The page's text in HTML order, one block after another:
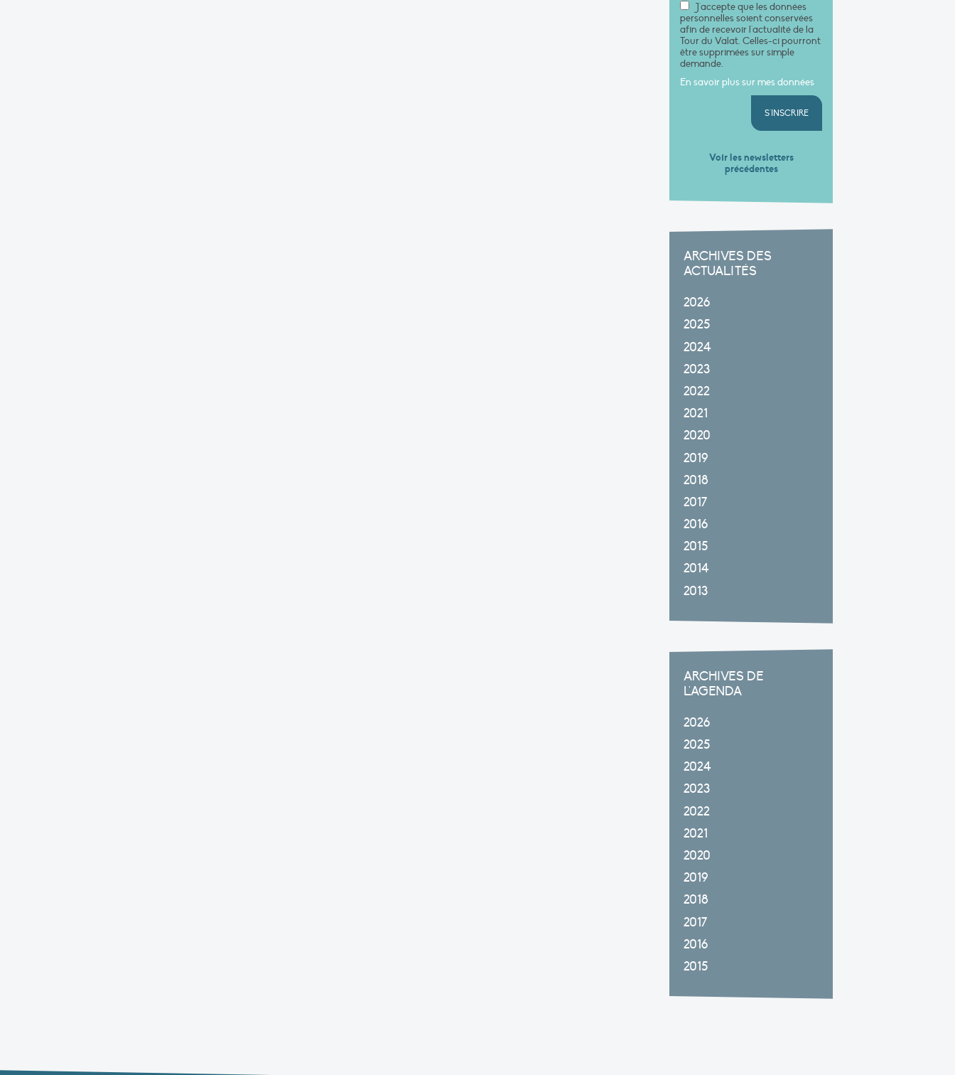
J'accepte que les données
personnelles soient conservées
afin de recevoir l'actualité de la
Tour du Valat. Celles-ci pourront
être supprimées sur simple
demande.
En savoir plus sur mes données
S'INSCRIRE
Voir les newsletters
précédentes
ARCHIVES DES
ACTUALITÉS
2026
2025
2024
2023
2022
2021
2020
2019
2018
2017
2016
2015
2014
2013
ARCHIVES DE
L'AGENDA
2026
2025
2024
2023
2022
2021
2020
2019
2018
2017
2016
2015